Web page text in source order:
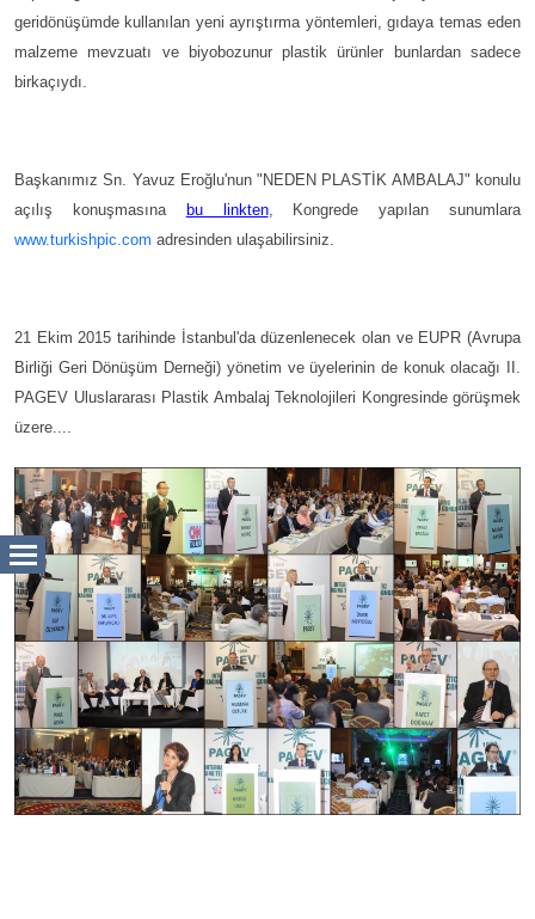
geridönüşümde kullanılan yeni ayrıştırma yöntemleri, gıdaya temas eden
malzeme mevzuatı ve biyobozunur plastik ürünler bunlardan sadece
birkaçıydı.
Başkanımız Sn. Yavuz Eroğlu'nun "NEDEN PLASTİK AMBALAJ" konulu
açılış konuşmasına
bu linkten, Kongrede yapılan sunumlara
www.turkishpic.com adresinden ulaşabilirsiniz.
21 Ekim 2015 tarihinde İstanbul'da düzenlenecek olan ve EUPR (Avrupa
Birliği Geri Dönüşüm Derneği) yönetim ve üyelerinin de konuk olacağı II.
PAGEV Uluslararası Plastik Ambalaj Teknolojileri Kongresinde görüşmek
üzere....